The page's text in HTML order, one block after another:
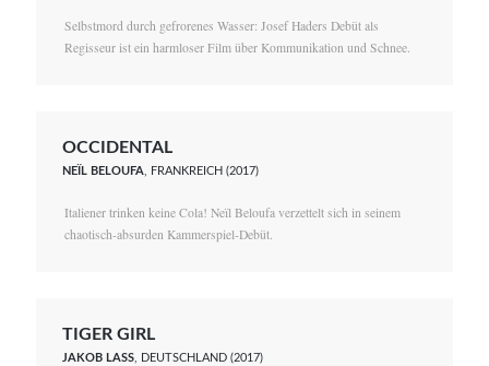
Selbstmord durch gefrorenes Wasser: Josef Haders Debüt als
Regisseur ist ein harmloser Film über Kommunikation und Schnee.
OCCIDENTAL
NEÏL BELOUFA , FRANKREICH (2017)
Italiener trinken keine Cola! Neïl Beloufa verzettelt sich in seinem
chaotisch-absurden Kammerspiel-Debüt.
TIGER GIRL
JAKOB LASS, DEUTSCHLAND (2017)